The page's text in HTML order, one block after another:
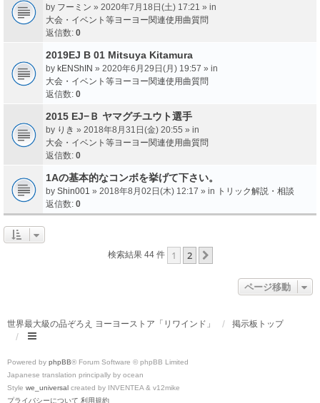
by フーミン » 2020年7月18日(土) 17:21 » in
大会・イベント等ヨーヨー関連使用曲質問
返信数: 0
2019EJ B 01 Mitsuya Kitamura
by kENShIN » 2020年6月29日(月) 19:57 » in
大会・イベント等ヨーヨー関連使用曲質問
返信数: 0
2015 EJ−Ｂ ヤマグチユウト選手
by りき » 2018年8月31日(金) 20:55 » in
大会・イベント等ヨーヨー関連使用曲質問
返信数: 0
1Aの基本的なコンボを挙げて下さい。
by Shin001 » 2018年8月02日(木) 12:17 » in トリック解説・相談
返信数: 0
検索結果 44 件 1 2
ページ移動
世界最大級の品ぞろえ ヨーヨーストア「リワインド」 掲示板トップ
Powered by phpBB® Forum Software © phpBB Limited
Japanese translation principally by ocean
Style we_universal created by INVENTEA & v12mike
プライバシーについて 利用規約